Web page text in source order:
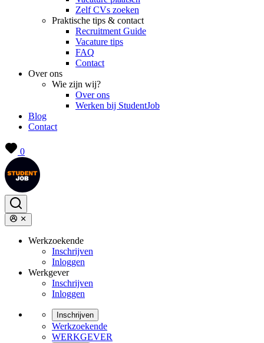
Zelf CVs zoeken
Praktische tips & contact
Recruitment Guide
Vacature tips
FAQ
Contact
Over ons
Wie zijn wij?
Over ons
Werken bij StudentJob
Blog
Contact
0
Werkzoekende
Inschrijven
Inloggen
Werkgever
Inschrijven
Inloggen
Inschrijven
Werkzoekende
WERKGEVER